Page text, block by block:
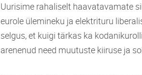
Uurisime rahaliselt haavatavamate
eurole ülemineku ja elektrituru
selgus, et kuigi tärkas ka
arenenud need muutuste kiiruse ja